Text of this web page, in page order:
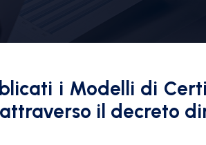
i Modelli di
il decreto